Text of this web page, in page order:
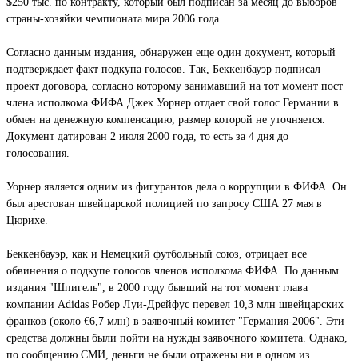
страны-хозяйки чемпионата мира 2006 года.
Согласно данным издания, обнаружен еще один документ, который
подтверждает факт подкупа голосов. Так, Беккенбауэр подписал
проект договора, согласно которому занимавший на тот момент пост
члена исполкома ФИФА Джек Уорнер отдает свой голос Германии в
обмен на денежную компенсацию, размер которой не уточняется.
Документ датирован 2 июля 2000 года, то есть за 4 дня до
голосования.
Уорнер является одним из фигурантов дела о коррупции в ФИФА. Он
был арестован швейцарской полицией по запросу США 27 мая в
Цюрихе.
Беккенбауэр, как и Немецкий футбольный союз, отрицает все
обвинения о подкупе голосов членов исполкома ФИФА. По данным
издания "Шпигель", в 2000 году бывший на тот момент глава
компании Adidas Робер Луи-Дрейфус перевел 10,3 млн швейцарских
франков (около €6,7 млн) в заявочный комитет "Германия-2006". Эти
средства должны были пойти на нужды заявочного комитета. Однако,
по сообщению СМИ, деньги не были отражены ни в одном из